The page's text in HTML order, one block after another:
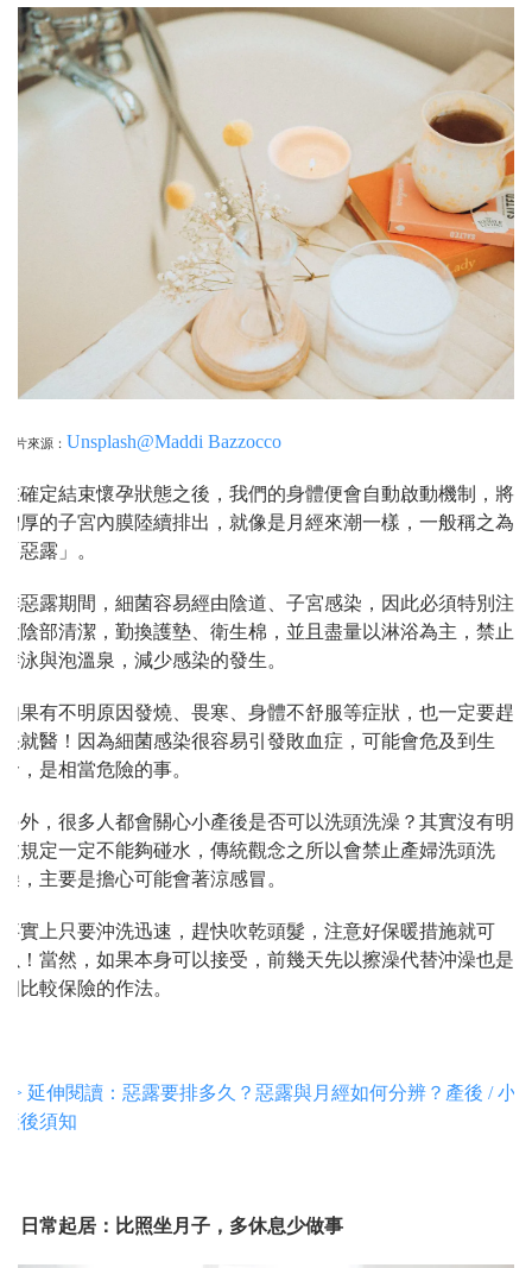
圖片來源： Unsplash@Maddi Bazzocco
在確定結束懷孕狀態之後，我們的身體便會自動啟動機制，將
增厚的子宮內膜陸續排出，就像是月經來潮一樣，一般稱之為
「惡露」。
排惡露期間，細菌容易經由陰道、子宮感染，因此必須特別注
意陰部清潔，勤換護墊、衛生棉，並且盡量以淋浴為主，禁止
游泳與泡溫泉，減少感染的發生。
如果有不明原因發燒、畏寒、身體不舒服等症狀，也一定要趕
快就醫！因為細菌感染很容易引發敗血症，可能會危及到生
命，是相當危險的事。
另外，很多人都會關心小產後是否可以洗頭洗澡？其實沒有明
文規定一定不能夠碰水，傳統觀念之所以會禁止產婦洗頭洗
澡，主要是擔心可能會著涼感冒。
事實上只要沖洗迅速，趕快吹乾頭髮，注意好保暖措施就可
以！當然，如果本身可以接受，前幾天先以擦澡代替沖澡也是
個比較保險的作法。
>> 延伸閱讀：惡露要排多久？惡露與月經如何分辨？產後 / 小
產後須知
2. 日常起居：比照坐月子，多休息少做事